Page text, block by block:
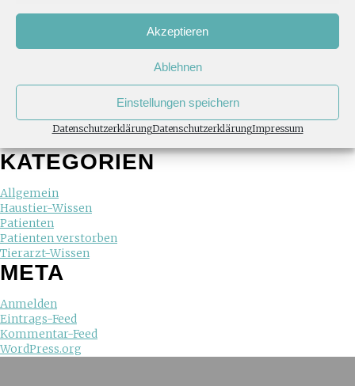
Akzeptieren
Ablehnen
Einstellungen speichern
DatenschutzerklärungDatenschutzerklärungImpressum
Februar 2018
November 2017
März 2017
KATEGORIEN
Allgemein
Haustier-Wissen
Patienten
Patienten verstorben
Tierarzt-Wissen
META
Anmelden
Eintrags-Feed
Kommentar-Feed
WordPress.org